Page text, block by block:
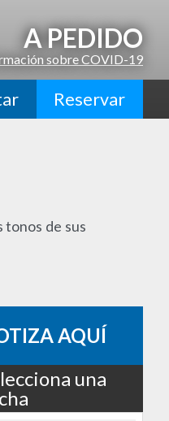
A PEDIDO
sobre COVID-19
Reservar
tonos de sus
AQUÍ
una